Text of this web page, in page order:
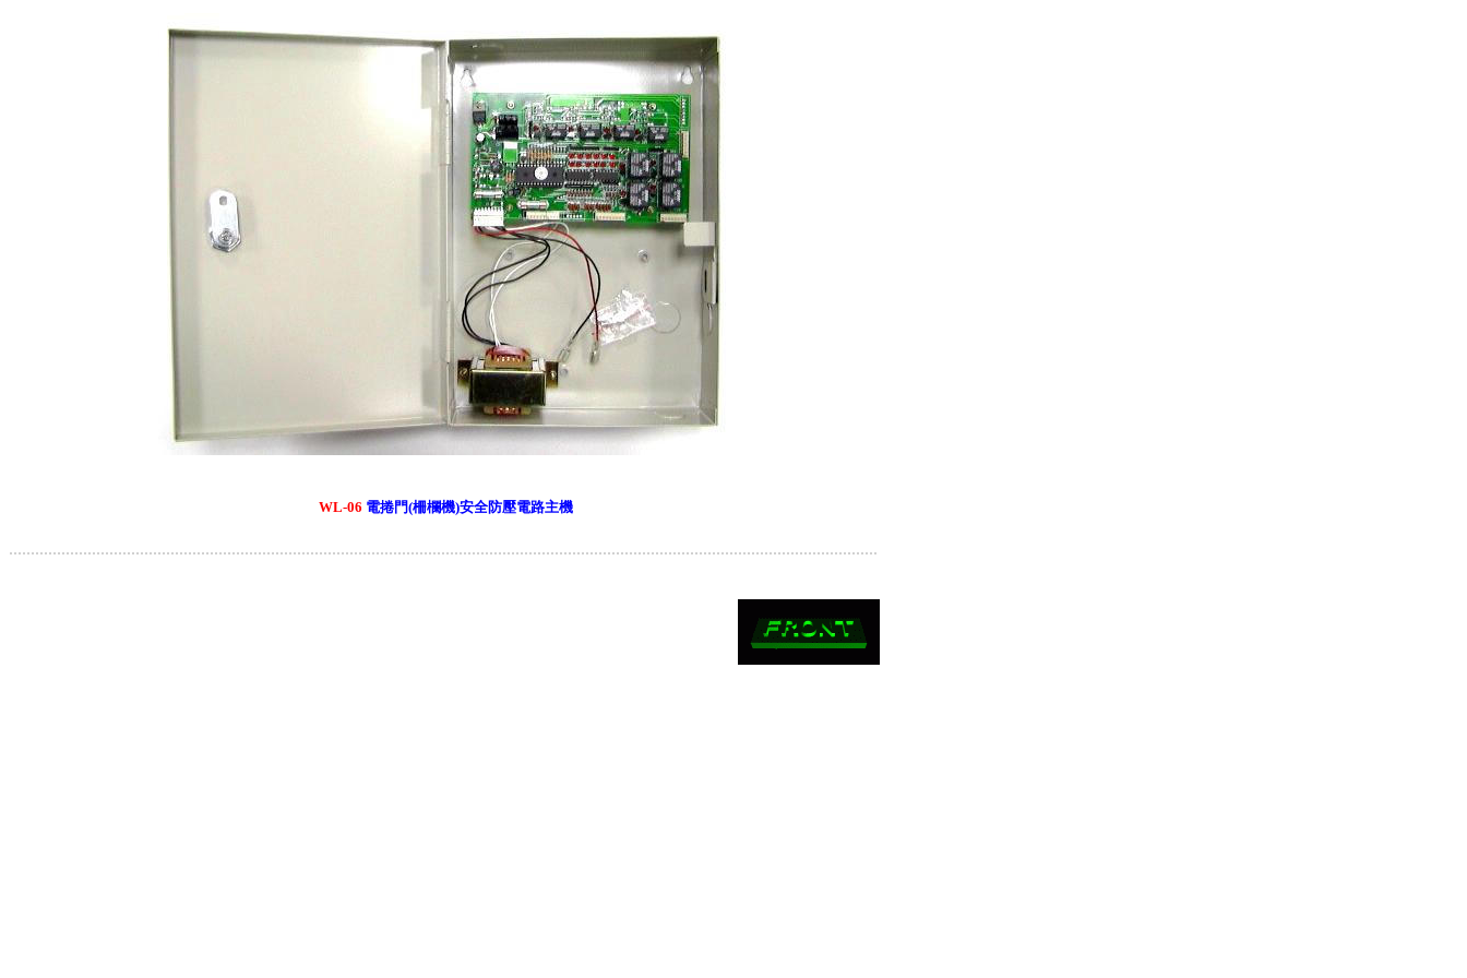
WL-06 電捲門(柵欄機)安全防壓電路主機
.......................................................................................................................................................................................................